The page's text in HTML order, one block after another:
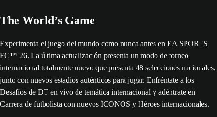
The World’s Game
Experimenta el juego del mundo como nunca antes en EA SPORTS
FC™ 26. La última actualización presenta un modo de torneo
internacional totalmente nuevo que presenta 48 selecciones nacionales,
junto con nuevos estadios auténticos para jugar. Enfréntate a los
Desafíos de DT en vivo de temática internacional y adéntrate en
Carrera de futbolista con nuevos ÍCONOS y Héroes internacionales.